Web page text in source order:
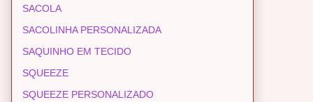
SACOLA
SACOLINHA PERSONALIZADA
SAQUINHO EM TECIDO
SQUEEZE
SQUEEZE PERSONALIZADO